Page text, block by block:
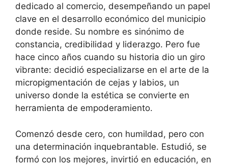
dedicado al comercio, desempeñando un papel
clave en el desarrollo económico del municipio
donde reside. Su nombre es sinónimo de
constancia, credibilidad y liderazgo. Pero fue
hace cinco años cuando su historia dio un giro
vibrante: decidió especializarse en el arte de la
micropigmentación de cejas y labios, un
universo donde la estética se convierte en
herramienta de empoderamiento.
Comenzó desde cero, con humildad, pero con
una determinación inquebrantable. Estudió, se
formó con los mejores, invirtió en educación, en